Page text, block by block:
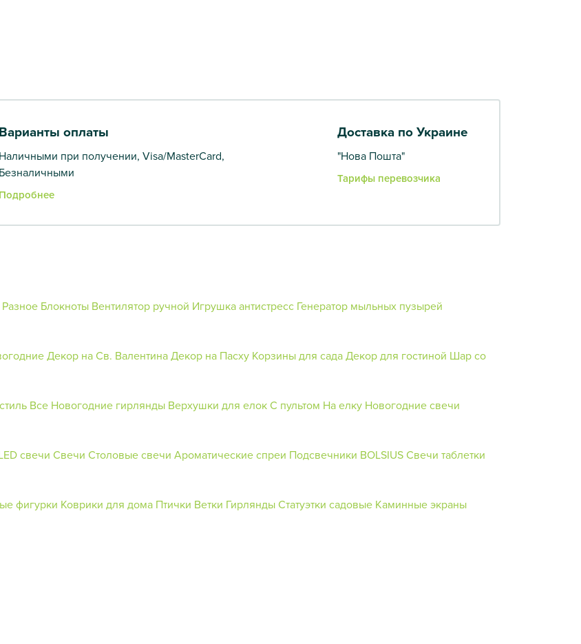
Варианты оплаты
Наличными при получении, Visa/MasterCard,
Безналичными
Подробнее
Доставка по Украине
"Нова Пошта"
Тарифы перевозчика
Разное Блокноты Вентилятор ручной Игрушка антистресс Генератор мыльных пузырей
Декор на Св. ВалентинаДекор на Пасху Корзины для садаДекор для гостиной Шар со
Все Новогодние гирлянды Верхушки для елокС пультом На елку Новогодние свечи
свечи Свечи Столовые свечи Ароматические спреи Подсвечники BOLSIUSСвечи таблетки
фигурки Коврики для дома Птички Ветки ГирляндыСтатуэтки садовые Каминные экраны